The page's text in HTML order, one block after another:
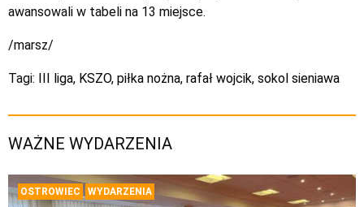
awansowali w tabeli na 13 miejsce.
/marsz/
Tagi: III liga, KSZO, piłka nożna, rafał wojcik, sokol sieniawa
WAŻNE WYDARZENIA
OSTROWIEC WYDARZENIA